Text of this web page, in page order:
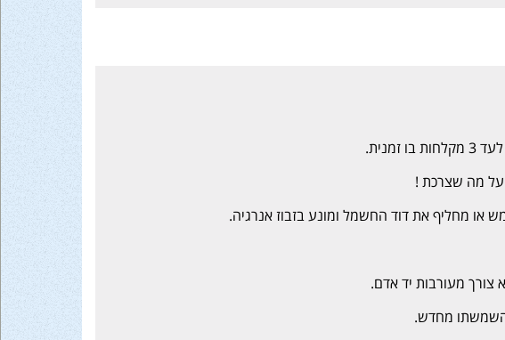
על מה שצרכת !
מחליף את דוד החשמל ומונע בזבוז אנרגיה.
מעורבות יד אדם.
מחדש.